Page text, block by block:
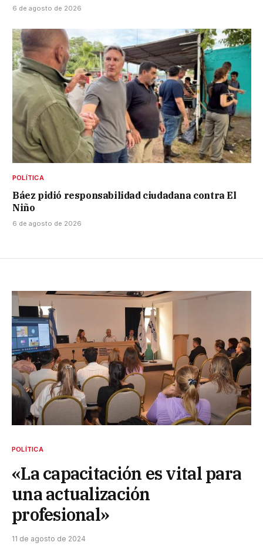
6 de agosto de 2026
POLÍTICA
Báez pidió responsabilidad ciudadana contra El
Niño
6 de agosto de 2026
POLÍTICA
«La capacitación es vital para
una actualización
profesional»
11 de agosto de 2024